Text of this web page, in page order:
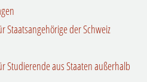
Staatsangehörige der Schweiz
Studierende aus Staaten außerhalb